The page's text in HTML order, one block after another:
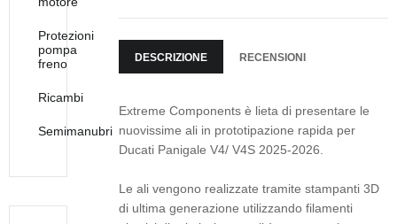
DESCRIZIONE RECENSIONI
Extreme Components è lieta di presentare le
nuovissime ali in prototipazione rapida per
Ducati Panigale V4/ V4S 2025-2026.
Le ali vengono realizzate tramite stampanti 3D
di ultima generazione utilizzando filamenti
Protezioni
pompa
freno
Ricambi
Semimanubri